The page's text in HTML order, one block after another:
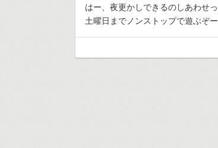
はー、夜更かしできるのしあわせっ
土曜日までノンストップで遊ぶぞー